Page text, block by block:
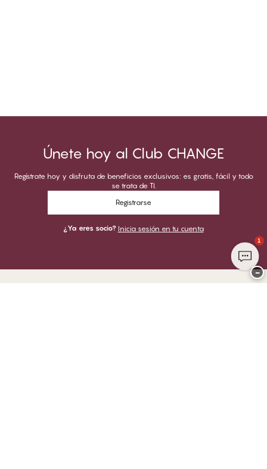
Únete hoy al Club CHANGE
Regístrate hoy y disfruta de beneficios exclusivos: es gratis, fácil y todo
se trata de TI.
Registrarse
¿Ya eres socio? Inicia sesión en tu cuenta
1
−